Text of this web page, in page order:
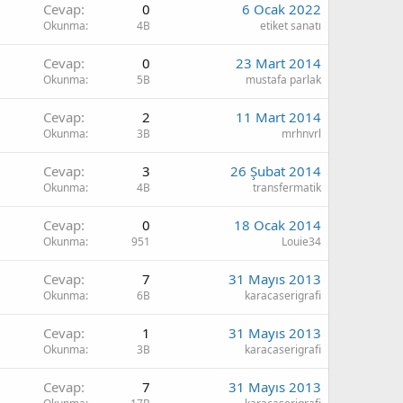
Cevap 0
Okunma 4B
6 Ocak 2022
etiket sanatı
Cevap 0
Okunma 5B
23 Mart 2014
mustafa parlak
Cevap 2
Okunma 3B
11 Mart 2014
mrhnvrl
Cevap 3
Okunma 4B
26 Şubat 2014
transfermatik
Cevap 0
Okunma 951
18 Ocak 2014
Louie34
Cevap 7
Okunma 6B
31 Mayıs 2013
karacaserigrafi
Cevap 1
Okunma 3B
31 Mayıs 2013
karacaserigrafi
Cevap 7 31 Mayıs 2013